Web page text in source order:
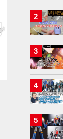
プラ＝材料【
パイプ（4mm
ウェーブ